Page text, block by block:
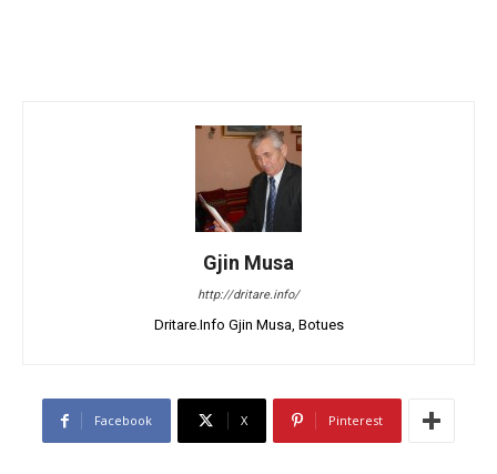
Gjin Musa
http://dritare.info/
Dritare.Info Gjin Musa, Botues
Facebook X Pinterest